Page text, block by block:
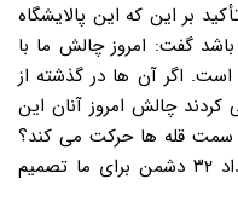
بر این که این پالایشگاه
گفت: امروز چالش ما با
اگر آن ها در گذشته از
چالش امروز آنان این
سمت قله ها حرکت می کند؟
امروز ملت نمی گذارد که مانند ۲۸ مرداد ۳۲ دشمن برای ما تصمیم